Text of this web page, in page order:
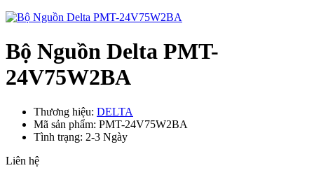
Bộ Nguồn Delta PMT-
24V75W2BA
Thương hiệu: DELTA
Mã sản phẩm: PMT-24V75W2BA
Tình trạng: 2-3 Ngày
Liên hệ